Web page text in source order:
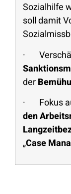
Sozialhilfe
soll damit
·
der
· Fokus
den
„Case